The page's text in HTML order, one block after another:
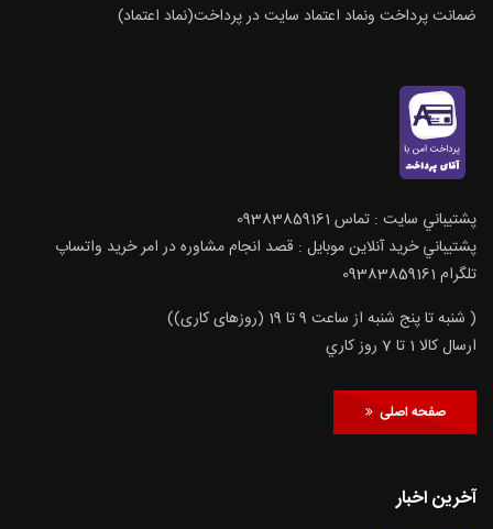
ضمانت پرداخت ونماد اعتماد سایت در پرداخت(نماد اعتماد)
پشتيباني سايت : تماس 09383859161
پشتيباني خريد آنلاين موبايل : قصد انجام مشاوره در امر خرید واتساپ
تلگرام 09383859161
( شنبه تا پنج شنبه از ساعت 9 تا 19 (روزهای کاری))
ارسال كالا 1 تا 7 روز كاري
صفحه اصلی
آخرین اخبار